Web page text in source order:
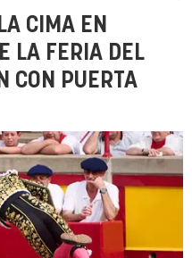
CIMA EN
LA FERIA DEL
CON PUERTA